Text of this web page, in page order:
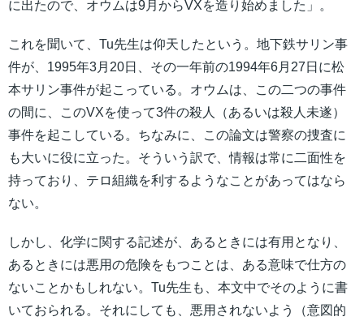
に出たので、オウムは9月からVXを造り始めました」。
これを聞いて、Tu先生は仰天したという。地下鉄サリン事
件が、1995年3月20日、その一年前の1994年6月27日に松
本サリン事件が起こっている。オウムは、この二つの事件
の間に、このVXを使って3件の殺人（あるいは殺人未遂）
事件を起こしている。ちなみに、この論文は警察の捜査に
も大いに役に立った。そういう訳で、情報は常に二面性を
持っており、テロ組織を利するようなことがあってはなら
ない。
しかし、化学に関する記述が、あるときには有用となり、
あるときには悪用の危険をもつことは、ある意味で仕方の
ないことかもしれない。Tu先生も、本文中でそのように書
いておられる。それにしても、悪用されないよう（意図的